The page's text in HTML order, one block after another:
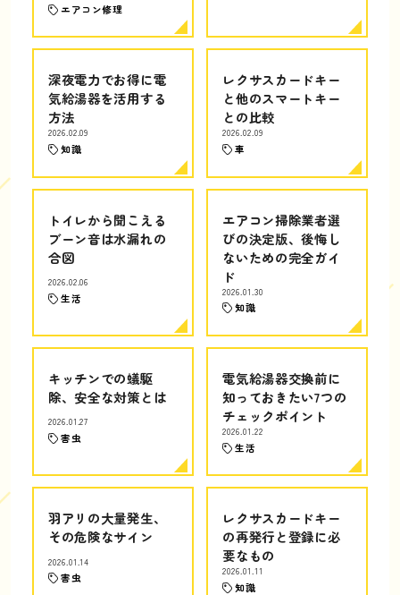
エアコン修理
深夜電力でお得に電
気給湯器を活用する
方法
2026.02.09
知識
レクサスカードキー
と他のスマートキー
との比較
2026.02.09
車
トイレから聞こえる
ブーン音は水漏れの
合図
2026.02.06
生活
エアコン掃除業者選
びの決定版、後悔し
ないための完全ガイ
ド
2026.01.30
知識
キッチンでの蟻駆
除、安全な対策とは
2026.01.27
害虫
電気給湯器交換前に
知っておきたい7つの
チェックポイント
2026.01.22
生活
羽アリの大量発生、
その危険なサイン
2026.01.14
害虫
レクサスカードキー
の再発行と登録に必
要なもの
2026.01.11
知識